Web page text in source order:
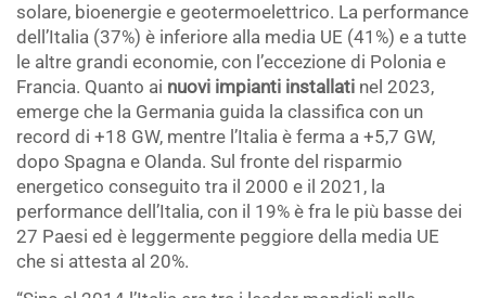
solare, bioenergie e geotermoelettrico. La performance
dell’Italia (37%) è inferiore alla media UE (41%) e a tutte
le altre grandi economie, con l’eccezione di Polonia e
Francia. Quanto ai nuovi impianti installati nel 2023,
emerge che la Germania guida la classifica con un
record di +18 GW, mentre l’Italia è ferma a +5,7 GW,
dopo Spagna e Olanda. Sul fronte del risparmio
energetico conseguito tra il 2000 e il 2021, la
performance dell’Italia, con il 19% è fra le più basse dei
27 Paesi ed è leggermente peggiore della media UE
che si attesta al 20%.